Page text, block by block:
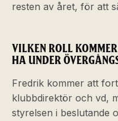
resten av året, för att
VILKEN ROLL
HA UNDER
Fredrik kommer att
klubbdirektör och vd,
styrelsen i beslutande